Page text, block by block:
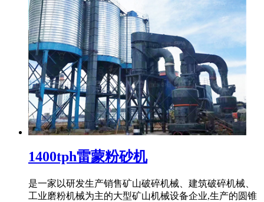
1400tph雷蒙粉砂机
是一家以研发生产销售矿山破碎机械、建筑破碎机械、
工业磨粉机械为主的大型矿山机械设备企业,生产的圆锥